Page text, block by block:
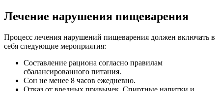
Лечение нарушения пищеварения
Процесс лечения нарушений пищеварения должен включать в
себя следующие мероприятия:
Составление рациона согласно правилам
сбалансированного питания.
Сон не менее 8 часов ежедневно.
Отказ от вредных привычек. Спиртные напитки и